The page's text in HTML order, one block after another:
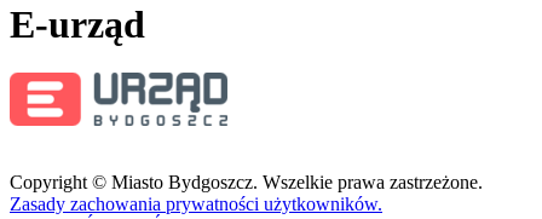
E-urząd
Copyright © Miasto Bydgoszcz. Wszelkie prawa zastrzeżone.
Zasady zachowania prywatności użytkowników.